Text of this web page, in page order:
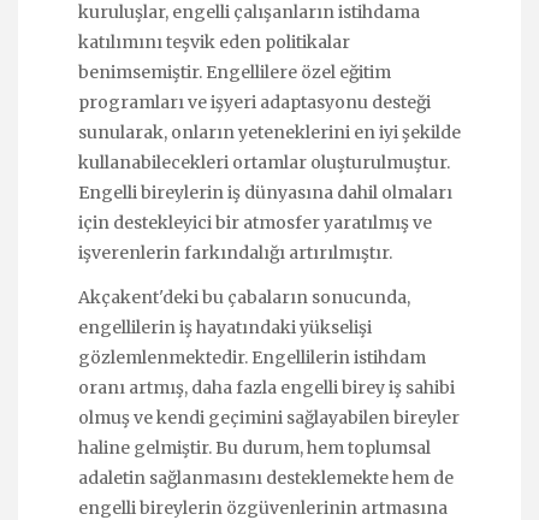
kuruluşlar, engelli çalışanların istihdama
katılımını teşvik eden politikalar
benimsemiştir. Engellilere özel eğitim
programları ve işyeri adaptasyonu desteği
sunularak, onların yeteneklerini en iyi şekilde
kullanabilecekleri ortamlar oluşturulmuştur.
Engelli bireylerin iş dünyasına dahil olmaları
için destekleyici bir atmosfer yaratılmış ve
işverenlerin farkındalığı artırılmıştır.
Akçakent'deki bu çabaların sonucunda,
engellilerin iş hayatındaki yükselişi
gözlemlenmektedir. Engellilerin istihdam
oranı artmış, daha fazla engelli birey iş sahibi
olmuş ve kendi geçimini sağlayabilen bireyler
haline gelmiştir. Bu durum, hem toplumsal
adaletin sağlanmasını desteklemekte hem de
engelli bireylerin özgüvenlerinin artmasına